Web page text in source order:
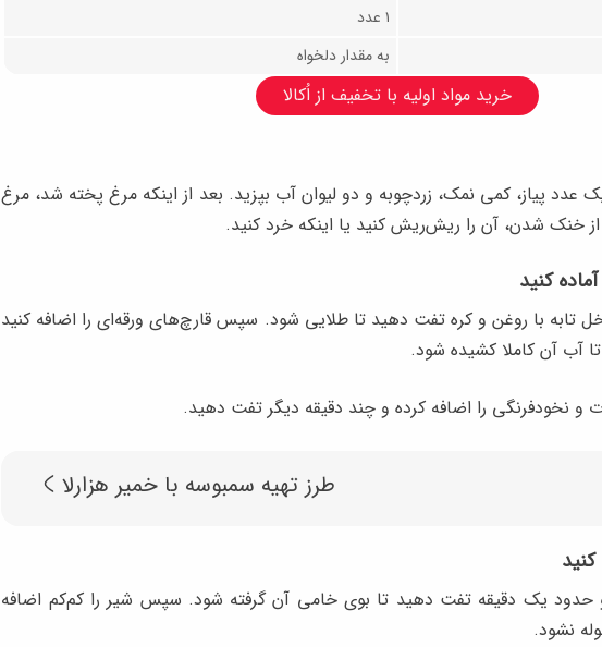
۱ عدد
به مقدار دلخواه
خرید مواد اولیه با تخفیف از اُکالا
یک عدد پیاز، کمی نمک، زردچوبه و دو لیوان آب بپزید. بعد از اینکه مرغ پخته شد، مرغ
از خنک شدن، آن را ریش‌ریش کنید یا اینکه خرد کنید.
کنید
تابه با روغن و کره تفت دهید تا طلایی شود. سپس قارچ‌های ورقه‌ای را اضافه کنید
آب آن کاملا کشیده شود.
نخودفرنگی را اضافه کرده و چند دقیقه دیگر تفت دهید.
طرز تهیه سمبوسه با خمیر هزارلا
و حدود یک دقیقه تفت دهید تا بوی خامی آن گرفته شود. سپس شیر را کم‌کم اضافه
نشود.